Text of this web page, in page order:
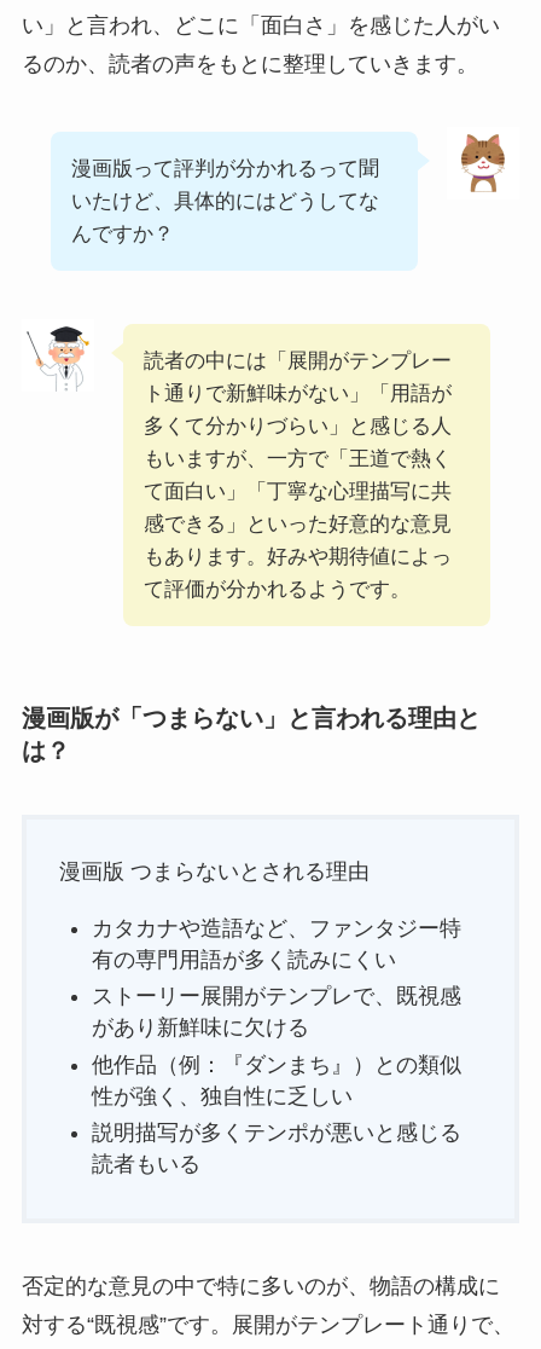
い」と言われ、どこに「面白さ」を感じた人がい
るのか、読者の声をもとに整理していきます。
漫画版って評判が分かれるって聞
いたけど、具体的にはどうしてな
んですか？
読者の中には「展開がテンプレー
ト通りで新鮮味がない」「用語が
多くて分かりづらい」と感じる人
もいますが、一方で「王道で熱く
て面白い」「丁寧な心理描写に共
感できる」といった好意的な意見
もあります。好みや期待値によっ
て評価が分かれるようです。
漫画版が「つまらない」と言われる理由と
は？
漫画版 つまらないとされる理由
カタカナや造語など、ファンタジー特
有の専門用語が多く読みにくい
ストーリー展開がテンプレで、既視感
があり新鮮味に欠ける
他作品（例：『ダンまち』）との類似
性が強く、独自性に乏しい
説明描写が多くテンポが悪いと感じる
読者もいる
否定的な意見の中で特に多いのが、物語の構成に
対する“既視感”です。展開がテンプレート通りで、